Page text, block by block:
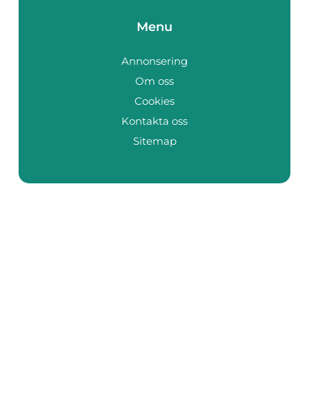
Menu
Annonsering
Om oss
Cookies
Kontakta oss
Sitemap